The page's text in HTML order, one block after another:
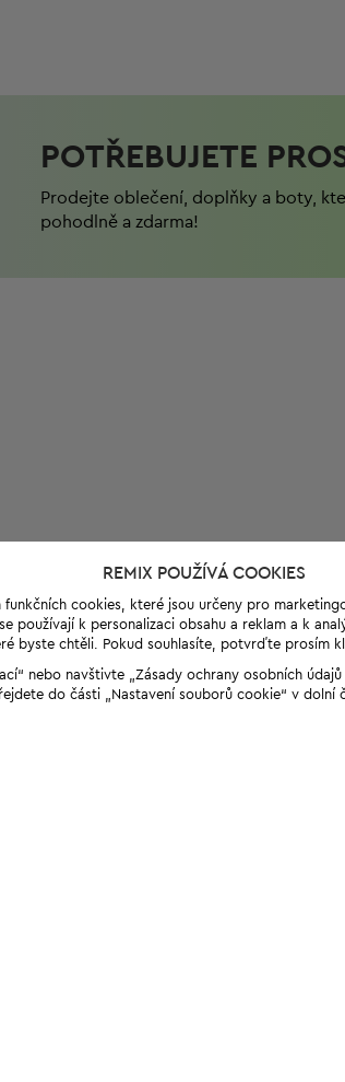
POTŘEBUJETE
Prodejte oblečení, doplňky a boty,
pohodlně a zdarma!
REMIX POUŽÍVÁ COOKIES
funkčních cookies, které jsou určeny pro
používají k personalizaci obsahu a reklam a k
byste chtěli. Pokud souhlasíte, potvrďte prosím
nebo navštivte „Zásady ochrany osobních
do části „Nastavení souborů cookie“ v dolní